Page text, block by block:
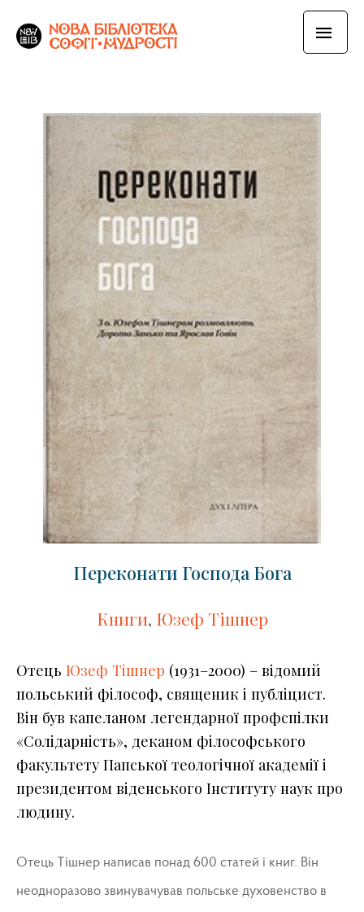
Переконати Господа Бога
Книги, Юзеф Тішнер
Отець Юзеф Тішнер (1931–2000) – відомий
польський філософ, священик і публіцист.
Він був капеланом легендарної профспілки
«Солідарність», деканом філософського
факультету Папської теологічної академії і
президентом віденського Інституту наук про
людину.
Отець Тішнер написав понад 600 статей і книг. Він
неодноразово звинувачував польське духовенство в